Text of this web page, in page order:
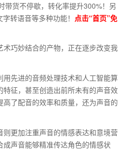
带货不停歇，转化率提升300%！另
转语音等多种功能！ 点击“首页”免
术巧妙结合的产物，正在逐步改变我
用先进的音频处理技术和人工智能算
特征，甚至创造出前所未有的声音效
高了配音的效率和质量，还为声音的
则更加注重声音的情感表达和意境营
成声音能够精准传达角色的情感状